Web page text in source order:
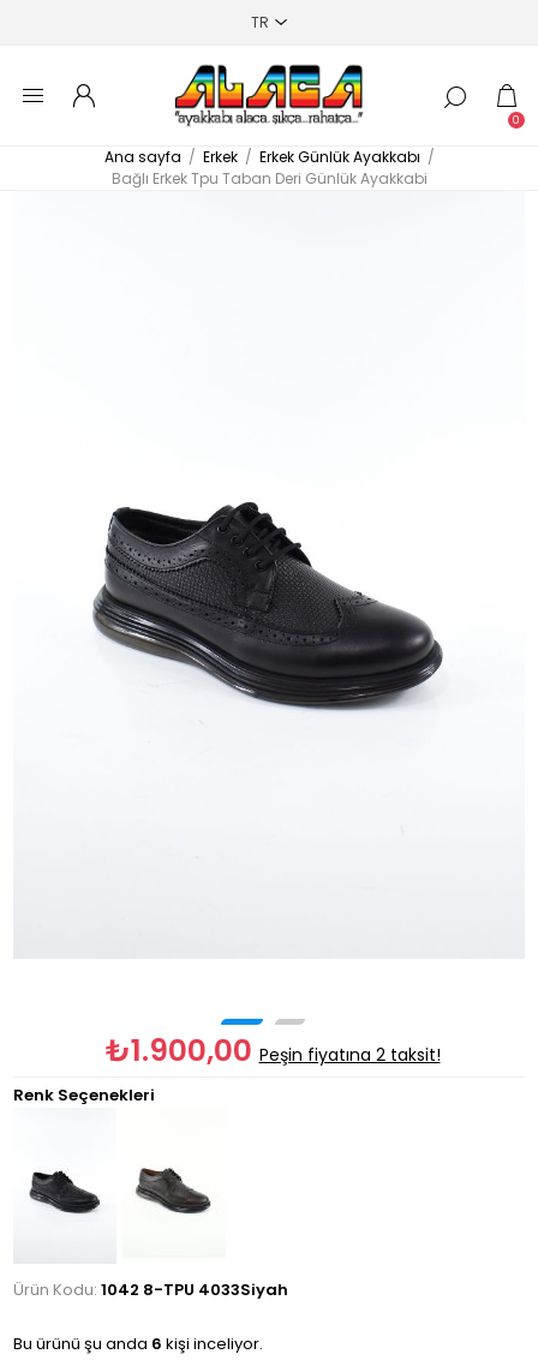
0
Ana sayfa / Erkek / Erkek Günlük Ayakkabı /
Bağlı Erkek Tpu Taban Deri Günlük Ayakkabi
₺1.900,00 Peşin fiyatına 2 taksit!
Renk Seçenekleri
Ürün Kodu: 1042 8-TPU 4033Siyah
Bu ürünü şu anda 6 kişi inceliyor.